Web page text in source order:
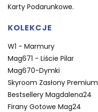
Karty Podarunkowe.
KOLEKCJE
W1 - Marmury
Mag671 - Liście Pilar
Mag670-Dymki
Skyroom Zasłony Premium
Bestsellery Magdalena24
Firany Gotowe Mag24